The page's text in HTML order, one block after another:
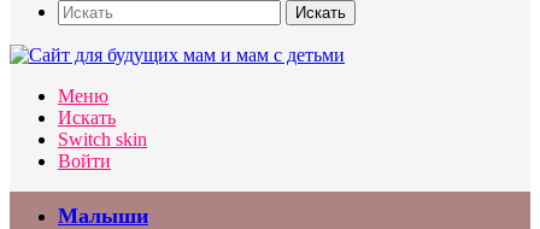
Искать
Меню
Искать
Switch skin
Войти
Малыши